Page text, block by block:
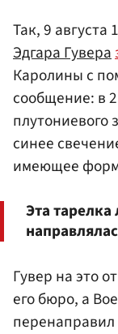
Так, 9 августа
Эдгара Гувера
Каролины с
сообщение: в
плутониевого
синее
имеющее
Эта
Гувер на это
его бюро, а